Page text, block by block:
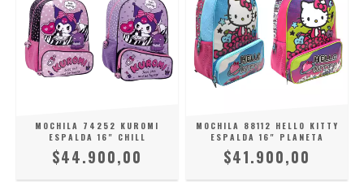
MOCHILA 74252 KUROMI
ESPALDA 16" CHILL
$44.900,00
MOCHILA 88112 HELLO KITTY
ESPALDA 16" PLANETA
$41.900,00